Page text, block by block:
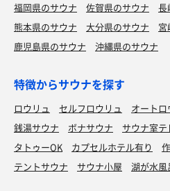
福岡県のサウナ 佐賀県のサウナ
長
熊本県のサウナ
大分県のサウナ
宮
鹿児島県のサウナ
沖縄県のサウナ
特徴からサウナを探す
ロウリュ セルフロウリュ オートロ
銭湯サウナ
ボナサウナ サウナ室テ
タトゥーOK
カプセルホテル有り
テントサウナ
サウナ小屋 湖が水風